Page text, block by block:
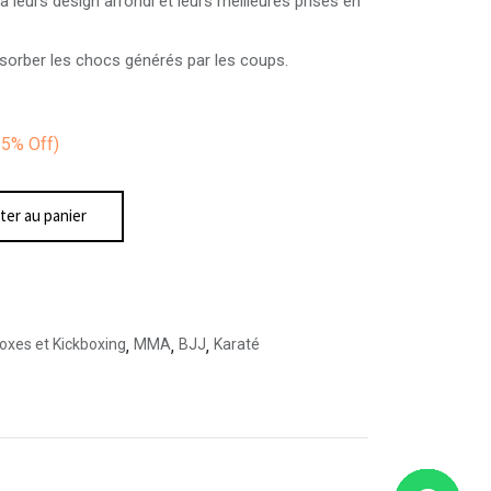
les chocs générés par les coups.
Off)
au panier
et Kickboxing, MMA, BJJ, Karaté